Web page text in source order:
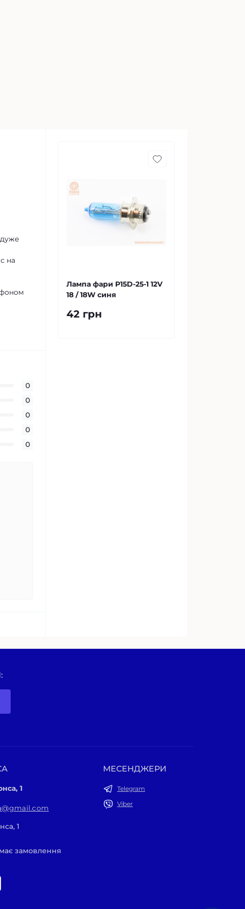
на
0
0
0
0
0
Лампа фари P15D-25-1 12V
18 / 18W синя
42 грн
1
1
замовлення
МЕСЕНДЖЕРИ
Telegram
Viber